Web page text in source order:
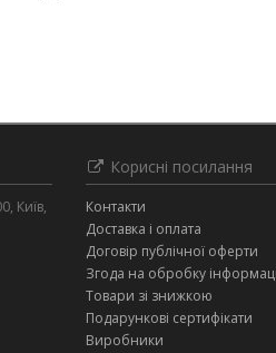
Київ,
Корисні посилання
Контакти
Доставка і оплата
Договір публічної оферти
Згода на обробку
Товари зі знижкою
Подарункові сертифікати
Виробники